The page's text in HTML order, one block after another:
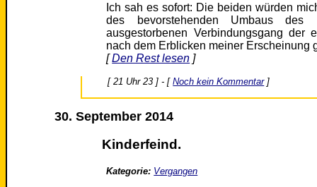
Ich sah es sofort: Die beiden würden
des bevorstehenden Umbaus des
ausgestorbenen Verbindungsgang der
nach dem Erblicken meiner Erscheinung
[Den Rest lesen ]
[ 21 Uhr 23 ] - [Noch kein Kommentar]
30. September 2014
Kinderfeind.
Kategorie: Vergangen